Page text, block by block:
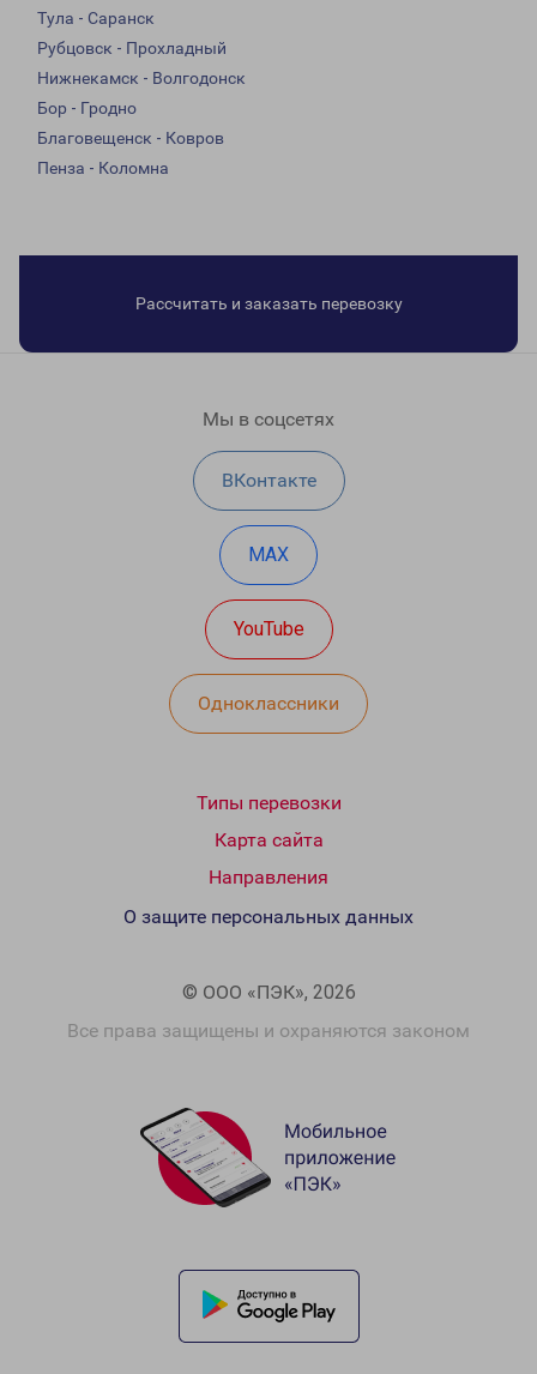
Тула - Саранск
Рубцовск - Прохладный
Нижнекамск - Волгодонск
Бор - Гродно
Благовещенск - Ковров
Пенза - Коломна
Рассчитать и заказать перевозку
Мы в соцсетях
ВКонтакте
MAX
YouTube
Одноклассники
Типы перевозки
Карта сайта
Направления
© ООО «ПЭК», 2026
Все права защищены и охраняются законом
О защите персональных данных